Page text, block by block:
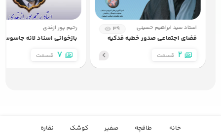
استاد سید ابراهیم حسینی 39
فضای اجتماعی صدور خطبه فدکیه
2 قسمت
رحیم پور ازغدی
بازخوانی اسناد لانه
7 قسمت
خانه طاقچه صفیر کوشک نقاره